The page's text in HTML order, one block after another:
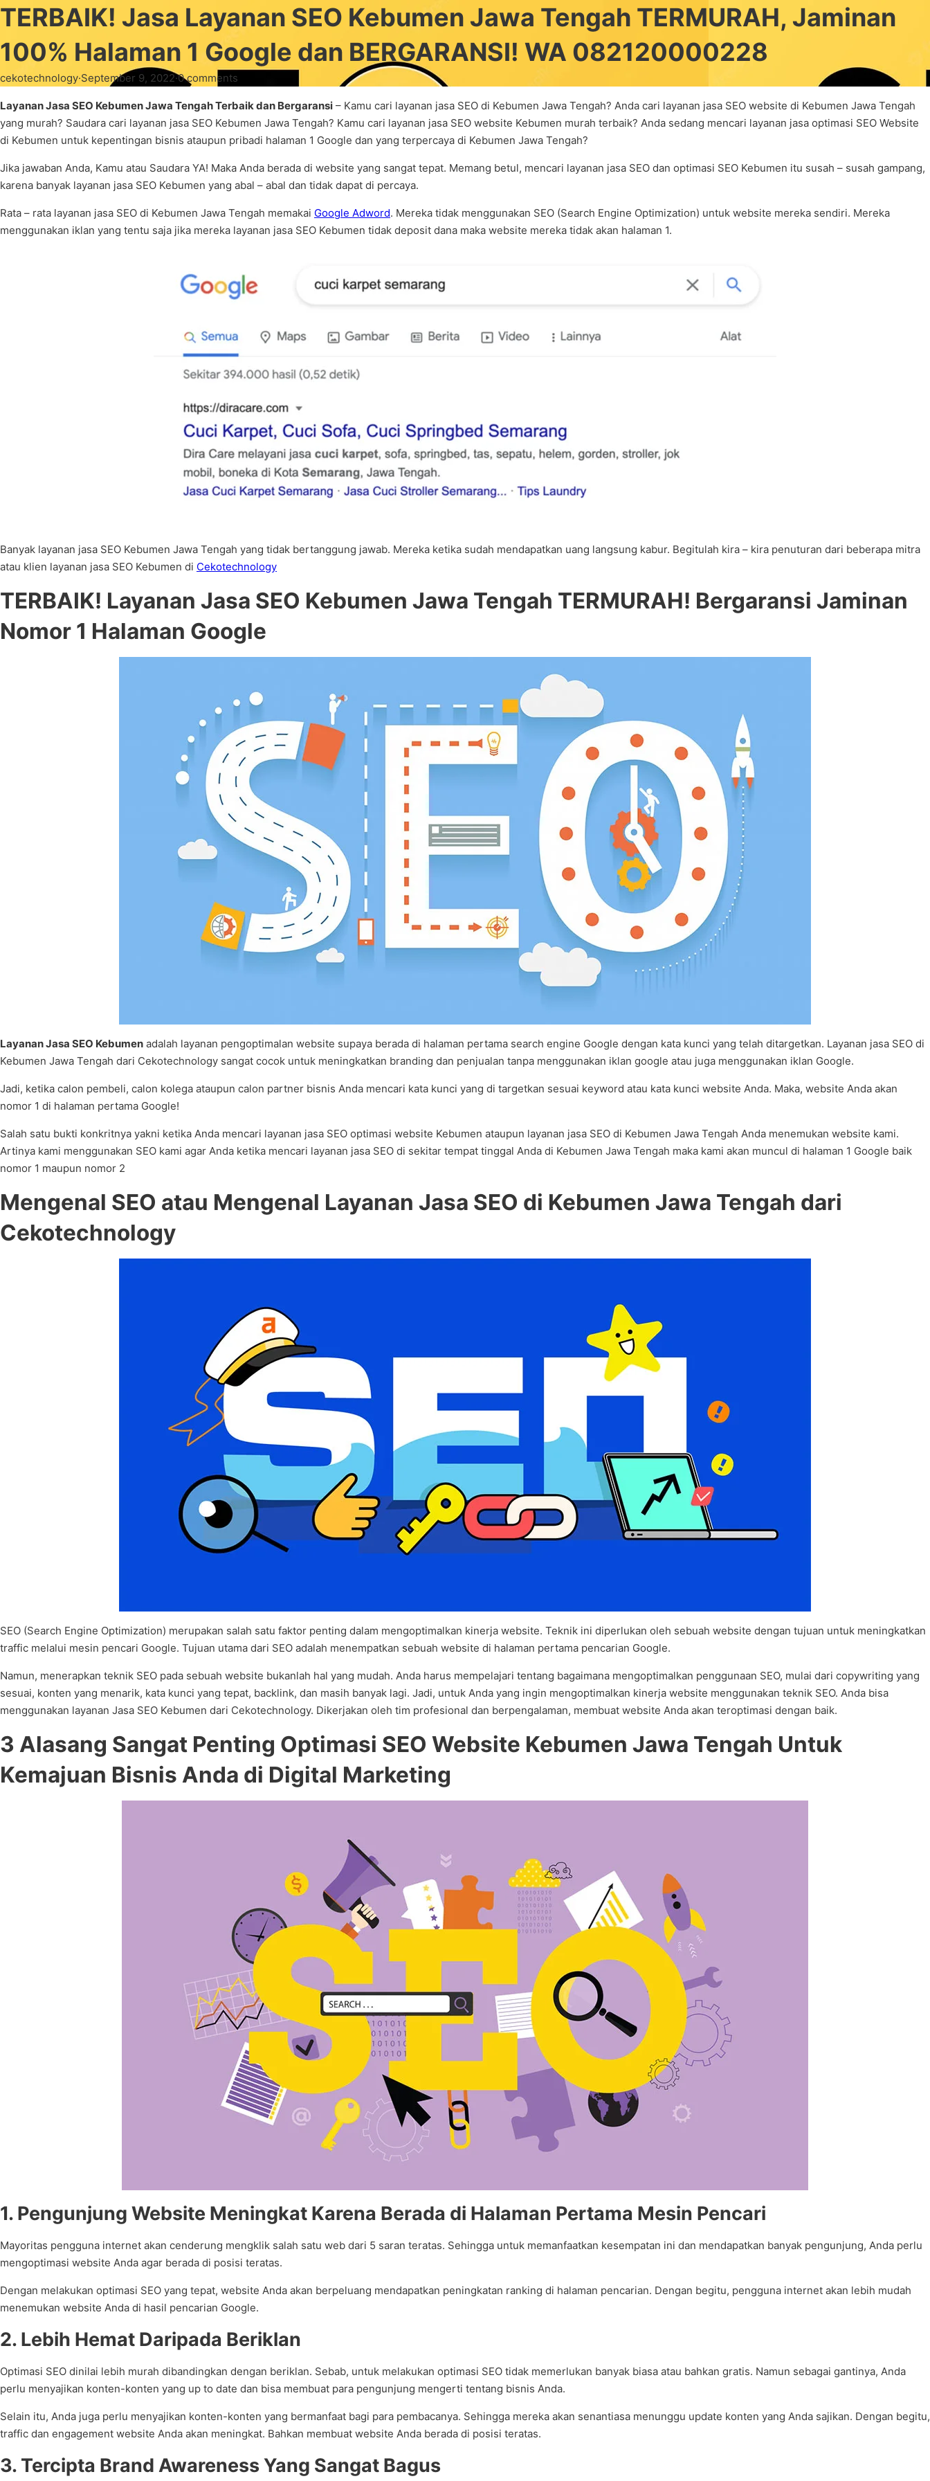
TERBAIK! Jasa Layanan SEO Kebumen Jawa Tengah TERMURAH, Jaminan
100% Halaman 1 Google dan BERGARANSI! WA 082120000228
cekotechnology·September 9, 2022·0 comments
Layanan Jasa SEO Kebumen Jawa Tengah Terbaik dan Bergaransi – Kamu cari layanan jasa SEO di Kebumen Jawa Tengah? Anda cari layanan jasa SEO website di Kebumen Jawa Tengah
yang murah? Saudara cari layanan jasa SEO Kebumen Jawa Tengah? Kamu cari layanan jasa SEO website Kebumen murah terbaik? Anda sedang mencari layanan jasa optimasi SEO Website
di Kebumen untuk kepentingan bisnis ataupun pribadi halaman 1 Google dan yang terpercaya di Kebumen Jawa Tengah?
Jika jawaban Anda, Kamu atau Saudara YA! Maka Anda berada di website yang sangat tepat. Memang betul, mencari layanan jasa SEO dan optimasi SEO Kebumen itu susah – susah gampang,
karena banyak layanan jasa SEO Kebumen yang abal – abal dan tidak dapat di percaya.
Rata – rata layanan jasa SEO di Kebumen Jawa Tengah memakai Google Adword. Mereka tidak menggunakan SEO (Search Engine Optimization) untuk website mereka sendiri. Mereka
menggunakan iklan yang tentu saja jika mereka layanan jasa SEO Kebumen tidak deposit dana maka website mereka tidak akan halaman 1.
Banyak layanan jasa SEO Kebumen Jawa Tengah yang tidak bertanggung jawab. Mereka ketika sudah mendapatkan uang langsung kabur. Begitulah kira – kira penuturan dari beberapa mitra
atau klien layanan jasa SEO Kebumen di Cekotechnology
TERBAIK! Layanan Jasa SEO Kebumen Jawa Tengah TERMURAH! Bergaransi Jaminan
Nomor 1 Halaman Google
Layanan Jasa SEO Kebumen adalah layanan pengoptimalan website supaya berada di halaman pertama search engine Google dengan kata kunci yang telah ditargetkan. Layanan jasa SEO di
Kebumen Jawa Tengah dari Cekotechnology sangat cocok untuk meningkatkan branding dan penjualan tanpa menggunakan iklan google atau juga menggunakan iklan Google.
Jadi, ketika calon pembeli, calon kolega ataupun calon partner bisnis Anda mencari kata kunci yang di targetkan sesuai keyword atau kata kunci website Anda. Maka, website Anda akan
nomor 1 di halaman pertama Google!
Salah satu bukti konkritnya yakni ketika Anda mencari layanan jasa SEO optimasi website Kebumen ataupun layanan jasa SEO di Kebumen Jawa Tengah Anda menemukan website kami.
Artinya kami menggunakan SEO kami agar Anda ketika mencari layanan jasa SEO di sekitar tempat tinggal Anda di Kebumen Jawa Tengah maka kami akan muncul di halaman 1 Google baik
nomor 1 maupun nomor 2
Mengenal SEO atau Mengenal Layanan Jasa SEO di Kebumen Jawa Tengah dari
Cekotechnology
SEO (Search Engine Optimization) merupakan salah satu faktor penting dalam mengoptimalkan kinerja website. Teknik ini diperlukan oleh sebuah website dengan tujuan untuk meningkatkan
traffic melalui mesin pencari Google. Tujuan utama dari SEO adalah menempatkan sebuah website di halaman pertama pencarian Google.
Namun, menerapkan teknik SEO pada sebuah website bukanlah hal yang mudah. Anda harus mempelajari tentang bagaimana mengoptimalkan penggunaan SEO, mulai dari copywriting yang
sesuai, konten yang menarik, kata kunci yang tepat, backlink, dan masih banyak lagi. Jadi, untuk Anda yang ingin mengoptimalkan kinerja website menggunakan teknik SEO. Anda bisa
menggunakan layanan Jasa SEO Kebumen dari Cekotechnology. Dikerjakan oleh tim profesional dan berpengalaman, membuat website Anda akan teroptimasi dengan baik.
3 Alasang Sangat Penting Optimasi SEO Website Kebumen Jawa Tengah Untuk
Kemajuan Bisnis Anda di Digital Marketing
1. Pengunjung Website Meningkat Karena Berada di Halaman Pertama Mesin Pencari
Mayoritas pengguna internet akan cenderung mengklik salah satu web dari 5 saran teratas. Sehingga untuk memanfaatkan kesempatan ini dan mendapatkan banyak pengunjung, Anda perlu
mengoptimasi website Anda agar berada di posisi teratas.
Dengan melakukan optimasi SEO yang tepat, website Anda akan berpeluang mendapatkan peningkatan ranking di halaman pencarian. Dengan begitu, pengguna internet akan lebih mudah
menemukan website Anda di hasil pencarian Google.
2. Lebih Hemat Daripada Beriklan
Optimasi SEO dinilai lebih murah dibandingkan dengan beriklan. Sebab, untuk melakukan optimasi SEO tidak memerlukan banyak biasa atau bahkan gratis. Namun sebagai gantinya, Anda
perlu menyajikan konten-konten yang up to date dan bisa membuat para pengunjung mengerti tentang bisnis Anda.
Selain itu, Anda juga perlu menyajikan konten-konten yang bermanfaat bagi para pembacanya. Sehingga mereka akan senantiasa menunggu update konten yang Anda sajikan. Dengan begitu,
traffic dan engagement website Anda akan meningkat. Bahkan membuat website Anda berada di posisi teratas.
3. Tercipta Brand Awareness Yang Sangat Bagus